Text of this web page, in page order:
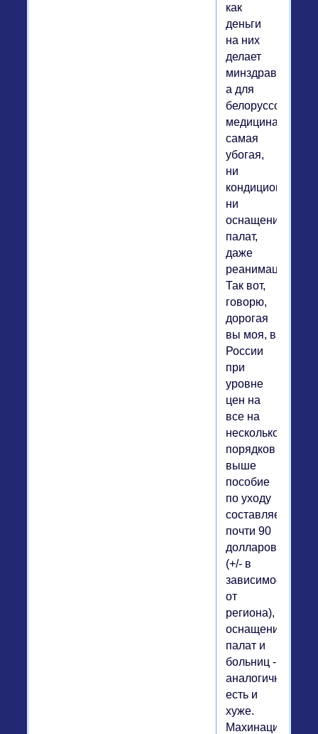
как
деньги
на них
делает
минздрав,
а для
белоруссов
медицина
самая
убогая,
ни
кондиционеров,
ни
оснащения
палат,
даже
Так вот,
говорю,
дорогая
вы моя, в
России
при
уровне
цен на
все на
несколько
порядков
выше
пособие
по уходу
составляет
почти 90
долларов
(+/- в
зависимости
от
региона),
оснащение
палат и
больниц -
аналогичное,
есть и
хуже.
Махинации